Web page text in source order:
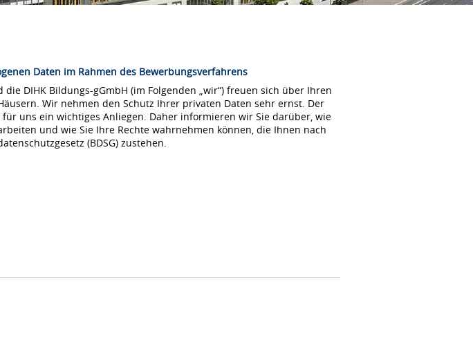
Daten im Rahmen des Bewerbungsverfahrens
DIHK Bildungs-gGmbH (im Folgenden „wir“) freuen sich über Ihren
Wir nehmen den Schutz Ihrer privaten Daten sehr ernst. Der
uns ein wichtiges Anliegen. Daher informieren wir Sie darüber, wie
und wie Sie Ihre Rechte wahrnehmen können, die Ihnen nach
(BDSG) zustehen.